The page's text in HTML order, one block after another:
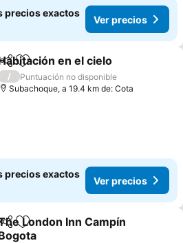
precios exactos
Ver precios
Agregar a favoritos
en el cielo
/
Puntuación no disponible
Subachoque, a 19.4 km de: Cota
precios exactos
Ver precios
Compartir
Agregar a favoritos
London Inn Campín